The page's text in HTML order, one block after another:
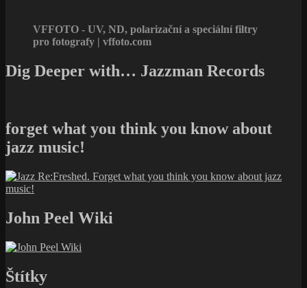
VFFOTO - UV, ND, polarizační a speciální filtry
pro fotografy | vffoto.com
Dig Deeper with… Jazzman Records
forget what you think you know about
jazz music!
John Peel Wiki
Štítky